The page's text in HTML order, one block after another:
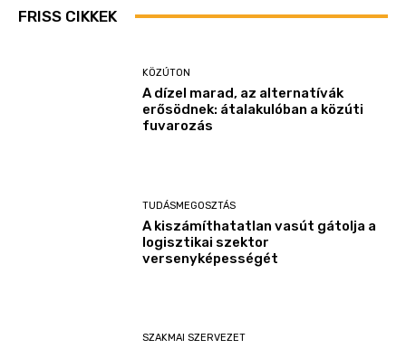
FRISS CIKKEK
KÖZÚTON
A dízel marad, az alternatívák
erősödnek: átalakulóban a közúti
fuvarozás
TUDÁSMEGOSZTÁS
A kiszámíthatatlan vasút gátolja a
logisztikai szektor
versenyképességét
SZAKMAI SZERVEZET